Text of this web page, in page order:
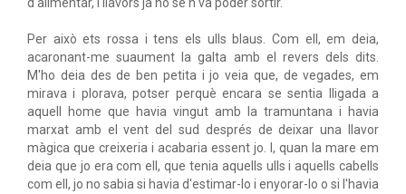
Per això ets rossa i tens els ulls blaus. Com ell, em deia,
acaronant-me suaument la galta amb el revers dels dits.
M'ho deia des de ben petita i jo veia que, de vegades, em
mirava i plorava, potser perquè encara se sentia lligada a
aquell home que havia vingut amb la tramuntana i havia
marxat amb el vent del sud després de deixar una llavor
màgica que creixeria i acabaria essent jo. I, quan la mare em
deia que jo era com ell, que tenia aquells ulls i aquells cabells
com ell, jo no sabia si havia d'estimar-lo i enyorar-lo o si l'havia